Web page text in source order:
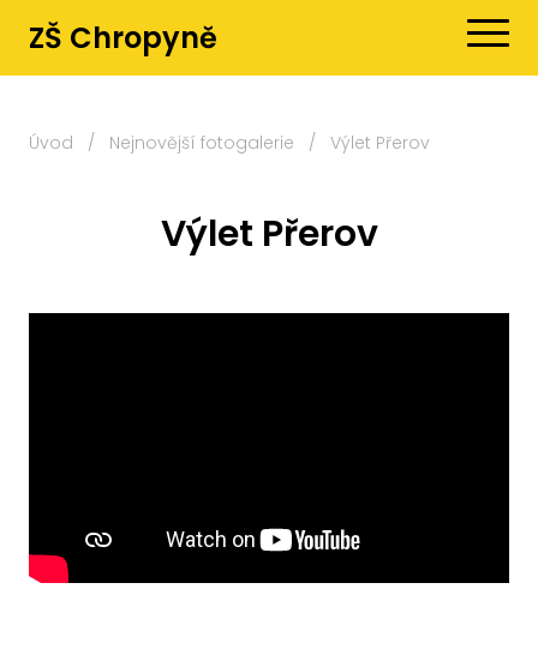
ZŠ Chropyně
Úvod / Nejnovější fotogalerie / Výlet Přerov
Výlet Přerov